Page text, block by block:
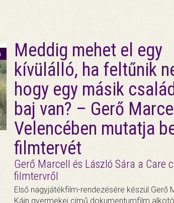
Meddig mehet el egy
kívülálló, ha feltűnik
hogy egy másik
baj van? – Gerő Marcell
Velencében mutatja
filmtervét
Gerő Marcell és László Sára a Care
filmtervről
Első nagyjátékfilm-rendezésére készül Gerő
Káin gyermekei című dokumentumfilm